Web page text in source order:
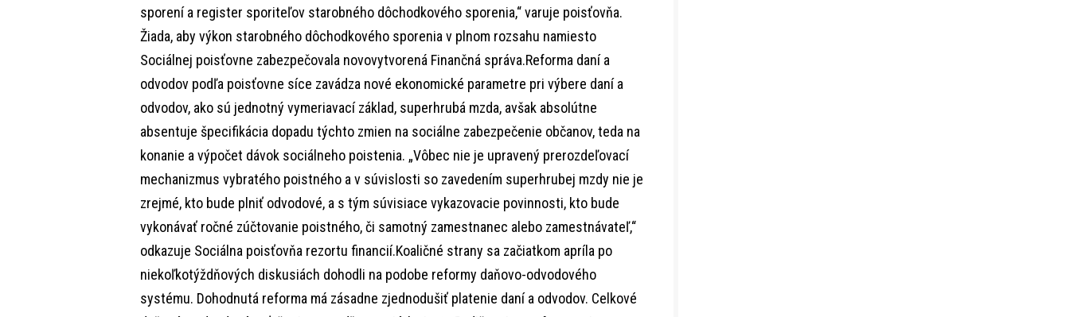
sporení a register sporiteľov starobného dôchodkového sporenia,“ varuje poisťovňa.
Žiada, aby výkon starobného dôchodkového sporenia v plnom rozsahu namiesto
Sociálnej poisťovne zabezpečovala novovytvorená Finančná správa.Reforma daní a
odvodov podľa poisťovne síce zavádza nové ekonomické parametre pri výbere daní a
odvodov, ako sú jednotný vymeriavací základ, superhrubá mzda, avšak absolútne
absentuje špecifikácia dopadu týchto zmien na sociálne zabezpečenie občanov, teda na
konanie a výpočet dávok sociálneho poistenia. „Vôbec nie je upravený prerozdeľovací
mechanizmus vybratého poistného a v súvislosti so zavedením superhrubej mzdy nie je
zrejmé, kto bude plniť odvodové, a s tým súvisiace vykazovacie povinnosti, kto bude
vykonávať ročné zúčtovanie poistného, či samotný zamestnanec alebo zamestnávateľ,“
odkazuje Sociálna poisťovňa rezortu financií.Koaličné strany sa začiatkom apríla po
niekoľkotýždňových diskusiách dohodli na podobe reformy daňovo-odvodového
systému. Dohodnutá reforma má zásadne zjednodušiť platenie daní a odvodov. Celkové